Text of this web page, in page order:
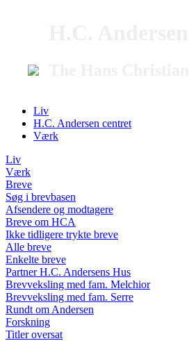
Liv
H.C. Andersen centret
Værk
Liv
Værk
Breve
Søg i brevbasen
Afsendere og modtagere
Breve om HCA
Ikke tidligere trykte breve
Alle breve
Enkelte breve
Partner H.C. Andersens Hus
Brevveksling med fam. Melchior
Brevveksling med fam. Serre
Rundt om Andersen
Forskning
Titler oversat